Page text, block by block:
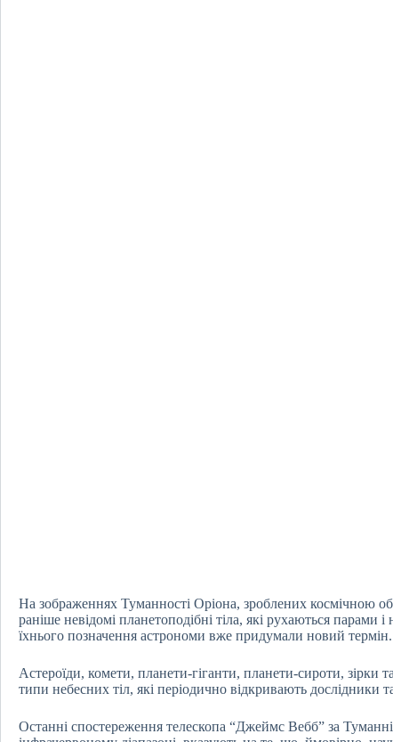
На зображеннях Туманності Оріона, зроблених космічною
раніше невідомі планетоподібні тіла, які рухаються парами
їхнього позначення астрономи вже придумали новий термін.
Астероїди, комети, планети-гіганти, планети-сироти, зірки
типи небесних тіл, які періодично відкривають дослідники
Останні спостереження телескопа “Джеймс Вебб” за